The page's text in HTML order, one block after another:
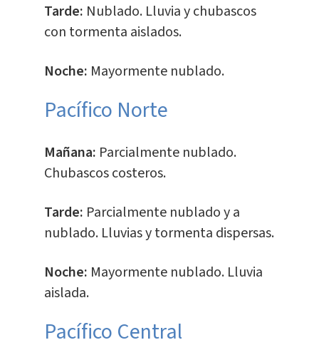
Tarde: Nublado. Lluvia y chubascos
con tormenta aislados.
Noche: Mayormente nublado.
Pacífico Norte
Mañana: Parcialmente nublado.
Chubascos costeros.
Tarde: Parcialmente nublado y a
nublado. Lluvias y tormenta dispersas.
Noche: Mayormente nublado. Lluvia
aislada.
Pacífico Central